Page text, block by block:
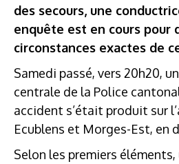
des secours, une
enquête est en cours pour
circonstances exactes de
Samedi passé, vers 20h20,
centrale de la Police
accident s’était produit sur
Ecublens et Morges-Est, en
Selon les premiers